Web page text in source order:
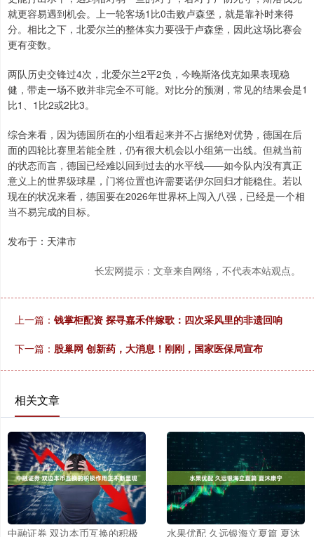
就更容易遇到机会。上一轮客场1比0击败卢森堡，就是靠补时来得
分。相比之下，北爱尔兰的整体实力要强于卢森堡，因此这场比赛会
更有变数。
两队历史交锋过4次，北爱尔兰2平2负，今晚斯洛伐克如果表现稳
健，带走一场不败并非完全不可能。对比分的预测，常见的结果会是1
比1、1比2或2比3。
综合来看，因为德国所在的小组看起来并不占据绝对优势，德国在后
面的四轮比赛里若能全胜，仍有很大机会以小组第一出线。但就当前
的状态而言，德国已经难以回到过去的水平线——如今队内没有真正
意义上的世界级球星，门将位置也许需要诺伊尔回归才能稳住。若以
现在的状况来看，德国要在2026年世界杯上闯入八强，已经是一个相
当不易完成的目标。
发布于：天津市
长宏网提示：文章来自网络，不代表本站观点。
上一篇： 钱掌柜配资 探寻嘉禾伴嫁歌：四次采风里的非遗回响
下一篇： 股巢网 创新药，大消息！刚刚，国家医保局宣布
相关文章
中融证券 双边本币互换的积极 水果优配 久远银海立夏篇 夏沐